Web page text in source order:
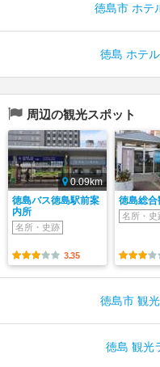
徳島市 ホテ
徳島 ホテ
周辺の観光スポット
0.09km
徳島バス徳島駅前案
内所
名所・史跡
3.35
徳島総合
名所・史
徳島市 観
徳島 観光